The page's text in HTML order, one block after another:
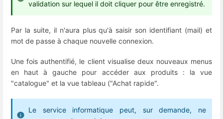
validation sur lequel il doit cliquer pour être enregistré.
Par la suite, il n'aura plus qu'à saisir son identifiant (mail) et
mot de passe à chaque nouvelle connexion.
Une fois authentifié, le client visualise deux nouveaux menus
en haut à gauche pour accéder aux produits : la vue
"catalogue" et la vue tableau ("Achat rapide".
Le service informatique peut, sur demande, ne